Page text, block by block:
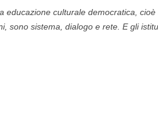
educazione culturale democratica,
sono sistema, dialogo e rete. E gli